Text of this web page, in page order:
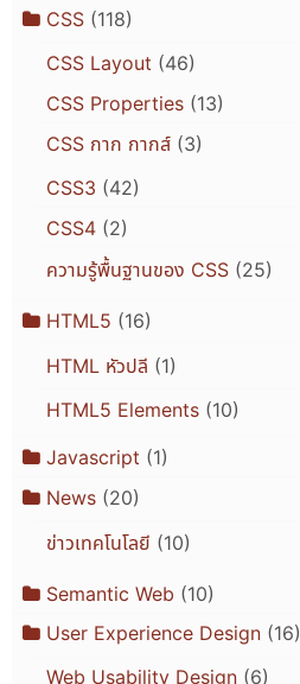
CSS(118)
CSS Layout (46)
CSS Properties(13)
CSS กาก กากส์(3)
CSS3 (42)
CSS4(2)
ความรู้พื้นฐานของ CSS(25)
HTML5 (16)
HTML หัวปลี (1)
HTML5 Elements(10)
Javascript (1)
News(20)
ข่าวเทคโนโลยี (10)
Semantic Web (10)
User Experience Design(16)
Web Usability Design(6)